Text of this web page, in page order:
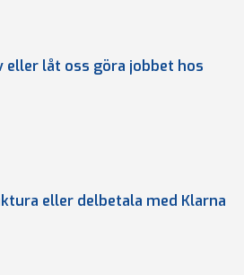
eller låt oss göra jobbet hos
eller delbetala med Klarna